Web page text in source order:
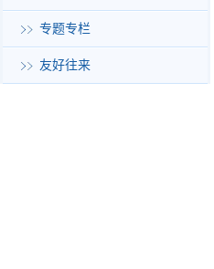
专题专栏
友好往来